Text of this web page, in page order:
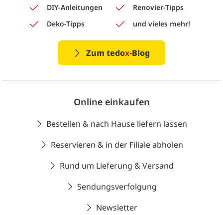
DIY-Anleitungen
Renovier-Tipps
Deko-Tipps
und vieles mehr!
Zum tedox-Blog
Online einkaufen
Bestellen & nach Hause liefern lassen
Reservieren & in der Filiale abholen
Rund um Lieferung & Versand
Sendungsverfolgung
Newsletter